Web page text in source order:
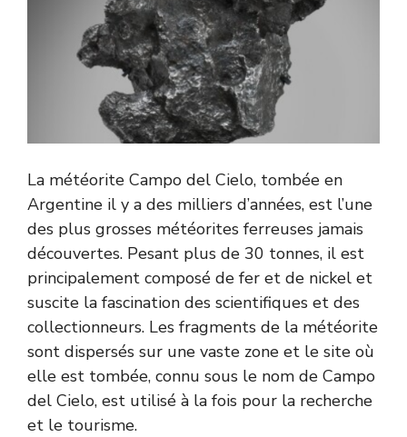
La météorite Campo del Cielo, tombée en
Argentine il y a des milliers d’années, est l’une
des plus grosses météorites ferreuses jamais
découvertes. Pesant plus de 30 tonnes, il est
principalement composé de fer et de nickel et
suscite la fascination des scientifiques et des
collectionneurs. Les fragments de la météorite
sont dispersés sur une vaste zone et le site où
elle est tombée, connu sous le nom de Campo
del Cielo, est utilisé à la fois pour la recherche
et le tourisme.